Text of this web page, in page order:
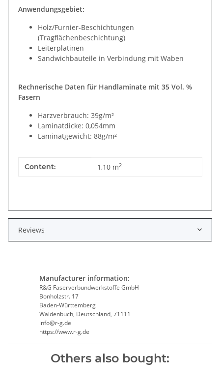
Anwendungsgebiet:
Holz/Furnier-Beschichtungen
(Tragflächenbeschichtung)
Leiterplatinen
Sandwichbauteile in Verbindung mit Waben
Rechnerische Daten für Handlaminate mit 35 Vol. %
Fasern
Harzverbrauch: 39g/m²
Laminatdicke: 0,054mm
Laminatgewicht: 88g/m²
Item information
Value
Content: 1,10 m2
Reviews
Manufacturer information:
R&G Faserverbundwerkstoffe GmbH
Bonholzstr. 17
Baden-Württemberg
Waldenbuch, Deutschland, 71111
info@r-g.de
https://www.r-g.de
Others also bought: